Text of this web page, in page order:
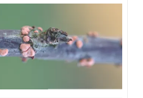
reconnaître